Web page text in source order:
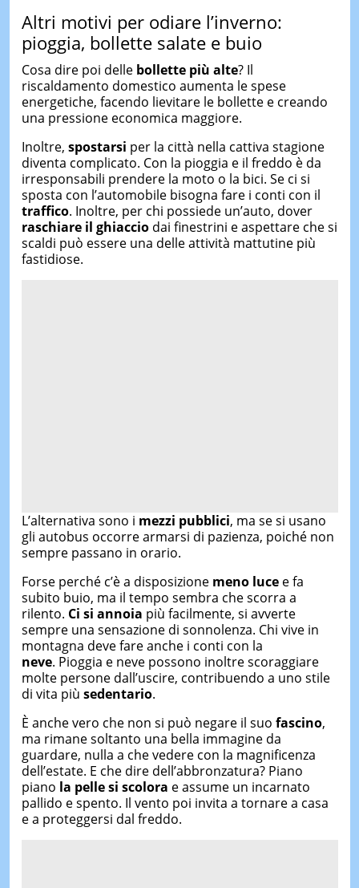
Altri motivi per odiare l’inverno:
pioggia, bollette salate e buio
Cosa dire poi delle bollette più alte? Il
riscaldamento domestico aumenta le spese
energetiche, facendo lievitare le bollette e creando
una pressione economica maggiore.
Inoltre, spostarsi per la città nella cattiva stagione
diventa complicato. Con la pioggia e il freddo è da
irresponsabili prendere la moto o la bici. Se ci si
sposta con l’automobile bisogna fare i conti con il
traffico. Inoltre, per chi possiede un’auto, dover
raschiare il ghiacciodai finestrini e aspettare che si
scaldi può essere una delle attività mattutine più
fastidiose.
L’alternativa sono i mezzi pubblici, ma se si usano
gli autobus occorre armarsi di pazienza, poiché non
sempre passano in orario.
Forse perché c’è a disposizione meno lucee fa
subito buio, ma il tempo sembra che scorra a
rilento. Ci si annoia più facilmente, si avverte
sempre una sensazione di sonnolenza. Chi vive in
montagna deve fare anche i conti con la
neve. Pioggia e neve possono inoltre scoraggiare
molte persone dall’uscire, contribuendo a uno stile
di vita più sedentario.
È anche vero che non si può negare il suo fascino,
ma rimane soltanto una bella immagine da
guardare, nulla a che vedere con la magnificenza
dell’estate. E che dire dell’abbronzatura? Piano
piano la pelle si scolora e assume un incarnato
pallido e spento. Il vento poi invita a tornare a casa
e a proteggersi dal freddo.